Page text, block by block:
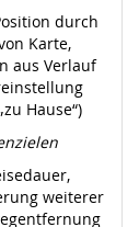
durch
Karte,
aus Verlauf
Hause“)
weiterer